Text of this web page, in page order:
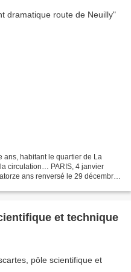
habitant le quartier de La
circulation… PARIS, 4 janvier
ans renversé le 29 décembre
et technique